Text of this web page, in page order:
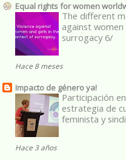
Equal rights for women
The different
against
surrogacy 6/
Hace 8 meses
Impacto de género ya!
Participación
estrategia de
feminista y
Hace 3 años